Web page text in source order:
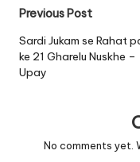
Post
navigation
Previous Post
Sardi Jukam se Rahat
ke 21 Gharelu Nuskhe –
Upay
No comments yet.